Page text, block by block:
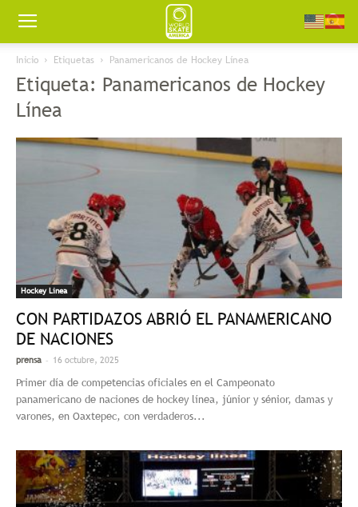
Worldskate
America
Inicio Etiquetas Panamericanos de Hockey Línea
Etiqueta: Panamericanos de Hockey
Línea
Hockey Linea
CON PARTIDAZOS ABRIÓ EL PANAMERICANO
DE NACIONES
prensa - 16 octubre, 2025
Primer día de competencias oficiales en el Campeonato
panamericano de naciones de hockey línea, júnior y sénior, damas y
varones, en Oaxtepec, con verdaderos...